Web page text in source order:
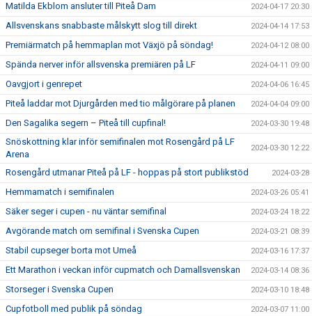
Matilda Ekblom ansluter till Piteå Dam 2024-04-17 20:30
Allsvenskans snabbaste målskytt slog till direkt 2024-04-14 17:53
Premiärmatch på hemmaplan mot Växjö på söndag! 2024-04-12 08:00
Spända nerver inför allsvenska premiären på LF 2024-04-11 09:00
Oavgjort i genrepet 2024-04-06 16:45
Piteå laddar mot Djurgården med tio målgörare på planen 2024-04-04 09:00
Den Sagalika segern – Piteå till cupfinal! 2024-03-30 19:48
Snöskottning klar inför semifinalen mot Rosengård på LF
Arena
2024-03-30 12:22
Rosengård utmanar Piteå på LF - hoppas på stort publikstöd 2024-03-28
Hemmamatch i semifinalen 2024-03-26 05:41
Säker seger i cupen - nu väntar semifinal 2024-03-24 18:22
Avgörande match om semifinal i Svenska Cupen 2024-03-21 08:39
Stabil cupseger borta mot Umeå 2024-03-16 17:37
Ett Marathon i veckan inför cupmatch och Damallsvenskan 2024-03-14 08:36
Storseger i Svenska Cupen 2024-03-10 18:48
Cupfotboll med publik på söndag 2024-03-07 11:00